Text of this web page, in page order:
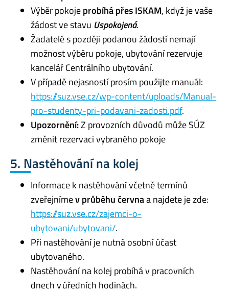
Výběr pokojeprobíhá přes ISKAM, když je vaše
žádost ve stavu Uspokojená.
Žadatelé s později podanou žádostí nemají
možnost výběru pokoje, ubytování rezervuje
kancelář Centrálního ubytování.
V případě nejasností prosím použijte manuál:
https://suz.vse.cz/wp-content/uploads/Manual-
pro-studenty-pri-podavani-zadosti.pdf.
Upozornění:Z provozních důvodů může SÚZ
změnit rezervaci vybraného pokoje
5. Nastěhování na kolej
Informace k nastěhování včetně termínů
zveřejnímev průběhu červnaa najdete je zde:
https://suz.vse.cz/zajemci-o-
ubytovani/ubytovani/.
Při nastěhování je nutná osobní účast
ubytovaného.
Nastěhování na kolej probíhá v pracovních
dnech v úředních hodinách.